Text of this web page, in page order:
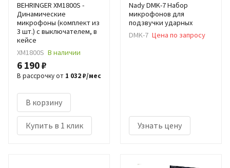
BEHRINGER XM1800S -
Динамические
микрофоны (комплект из
3 шт.) с выключателем, в
кейсе
XM1800S В наличии
6 190 ₽
В рассрочку от 1 032 ₽/мес
В корзину
Купить в 1 клик
Nady DMK-7 Набор
микрофонов для
подзвучки ударных
DMK-7 Цена по запросу
Узнать цену